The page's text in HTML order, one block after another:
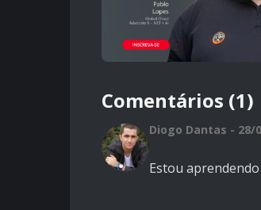
Comentários (1)
Diogo Dantas - 28/
Estou